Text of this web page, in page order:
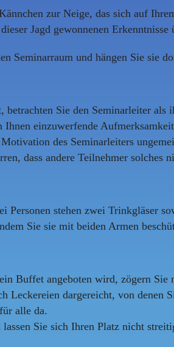
zur Neige, das sich auf
Jagd gewonnenen
Seminarraum und hängen Sie sie
betrachten Sie den Seminarleiter
Ihnen einzuwerfende
des Seminarleiters
dass andere Teilnehmer
Personen stehen zwei Trinkgläser
Sie sie mit beiden Armen
Buffet angeboten wird, zögern
Leckereien dargereicht, von denen
alle da.
Sie sich Ihren Platz nicht